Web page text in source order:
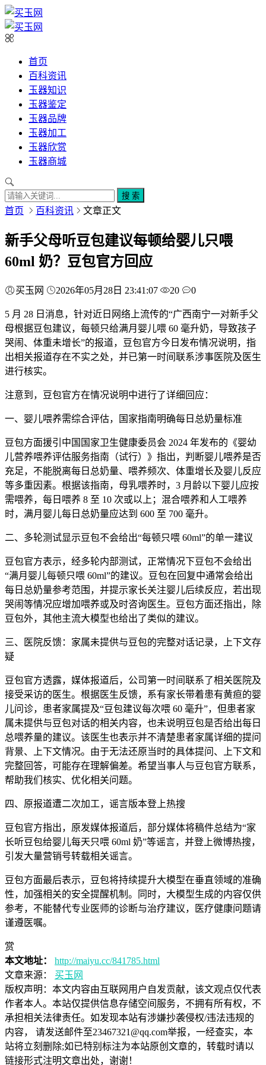
首页
百科资讯
玉器知识
玉器鉴定
玉器品牌
玉器加工
玉器欣赏
玉器商城
搜 索
首页 百科资讯 文章正文
新手父母听豆包建议每顿给婴儿只喂
60ml 奶？豆包官方回应
买玉网 2026年05月28日 23:41:07 20 0
5 月 28 日消息，针对近日网络上流传的“广西南宁一对新手父
母根据豆包建议，每顿只给满月婴儿喂 60 毫升奶，导致孩子
哭闹、体重未增长”的报道，豆包官方今日发布情况说明，指
出相关报道存在不实之处，并已第一时间联系涉事医院及医生
进行核实。
注意到，豆包官方在情况说明中进行了详细回应：
一、婴儿喂养需综合评估，国家指南明确每日总奶量标准
豆包方面援引中国国家卫生健康委员会 2024 年发布的《婴幼
儿营养喂养评估服务指南（试行）》指出，判断婴儿喂养是否
充足，不能脱离每日总奶量、喂养频次、体重增长及婴儿反应
等多重因素。根据该指南，母乳喂养时，3 月龄以下婴儿应按
需喂养，每日喂养 8 至 10 次或以上；混合喂养和人工喂养
时，满月婴儿每日总奶量应达到 600 至 700 毫升。
二、多轮测试显示豆包不会给出“每顿只喂 60ml”的单一建议
豆包官方表示，经多轮内部测试，正常情况下豆包不会给出
“满月婴儿每顿只喂 60ml”的建议。豆包在回复中通常会给出
每日总奶量参考范围，并提示家长关注婴儿后续反应，若出现
哭闹等情况应增加喂养或及时咨询医生。豆包方面还指出，除
豆包外，其他主流大模型也给出了类似的建议。
三、医院反馈：家属未提供与豆包的完整对话记录，上下文存
疑
豆包官方透露，媒体报道后，公司第一时间联系了相关医院及
接受采访的医生。根据医生反馈，系有家长带着患有黄疸的婴
儿问诊，患者家属提及“豆包建议每次喂 60 毫升”，但患者家
属未提供与豆包对话的相关内容，也未说明豆包是否给出每日
总喂养量的建议。该医生也表示并不清楚患者家属详细的提问
背景、上下文情况。由于无法还原当时的具体提问、上下文和
完整回答，可能存在理解偏差。希望当事人与豆包官方联系，
帮助我们核实、优化相关问题。
四、原报道遭二次加工，谣言版本登上热搜
豆包官方指出，原发媒体报道后，部分媒体将稿件总结为“家
长听豆包给婴儿每天只喂 60ml 奶”等谣言，并登上微博热搜，
引发大量营销号转载相关谣言。
豆包方面最后表示，豆包将持续提升大模型在垂直领域的准确
性，加强相关的安全提醒机制。同时，大模型生成的内容仅供
参考，不能替代专业医师的诊断与治疗建议，医疗健康问题请
谨遵医嘱。
赏
本文地址：
http://maiyu.cc/841785.html
文章来源：
买玉网
版权声明： 本文内容由互联网用户自发贡献，该文观点仅代表
作者本人。本站仅提供信息存储空间服务，不拥有所有权，不
承担相关法律责任。如发现本站有涉嫌抄袭侵权/违法违规的
内容， 请发送邮件至23467321@qq.com举报，一经查实，本
站将立刻删除;如已特别标注为本站原创文章的，转载时请以
链接形式注明文章出处，谢谢！